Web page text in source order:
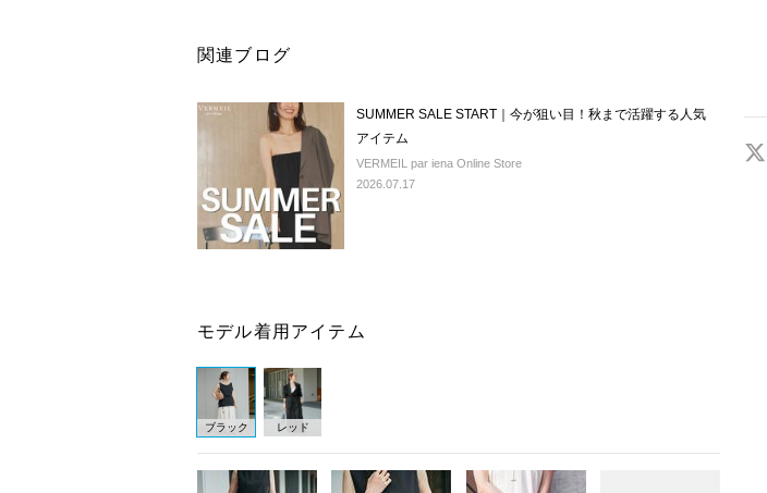
関連ブログ
SUMMER SALE START｜今が狙い目！秋まで活躍する人気
アイテム
VERMEIL par iena Online Store
2026.07.17
モデル着用アイテム
ブラック レッド